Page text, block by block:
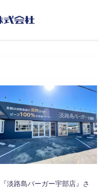
『淡路島バーガー宇部店』さ